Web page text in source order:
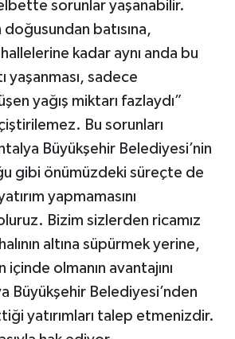
sorunlar yaşanabilir.
doğusundan batısına,
kadar aynı anda bu
yaşanması, sadece
yağış miktarı fazlaydı”
Bu sorunları
Büyükşehir Belediyesi’nin
gibi önümüzdeki süreçte de
yapmamasını
Bizim sizlerden ricamız
altına süpürmek yerine,
içinde olmanın avantajını
Büyükşehir Belediyesi’nden
yatırımları talep etmenizdir.